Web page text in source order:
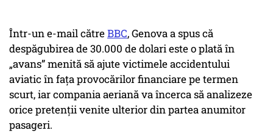
Într-un e-mail cătreBBC, Genova a spus că
despăgubirea de 30.000 de dolari este o plată în
„avans” menită să ajute victimele accidentului
aviatic în fața provocărilor financiare pe termen
scurt, iar compania aeriană va încerca să analizeze
orice pretenții venite ulterior din partea anumitor
pasageri.